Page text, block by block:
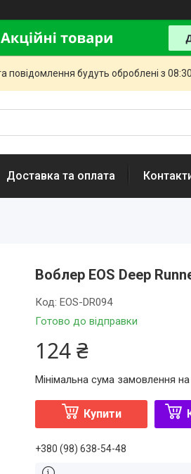
повідомлення будуть оброблені з
Доставка та оплата
Воблер EOS Deep
Готово до відправки
Код:EOS-DR094
124 ₴
Мінімальна сума замовлення
Купити
+380 (98) 638-54-48